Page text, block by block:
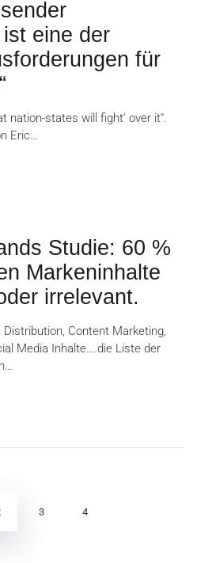
eine der
für
nation-states will fight‘ over it“.
Eric…
Studie: 60 %
Markeninhalte
irrelevant.
Content Marketing,
Media Inhalte….die Liste der
3 4